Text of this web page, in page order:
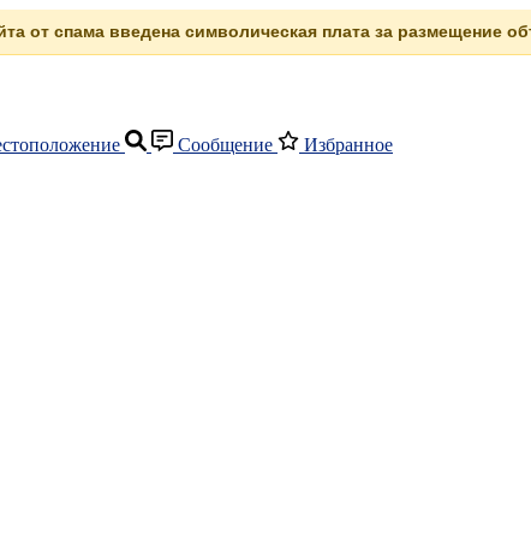
от спама введена символическая плата за размещение
Сообщение Избранное